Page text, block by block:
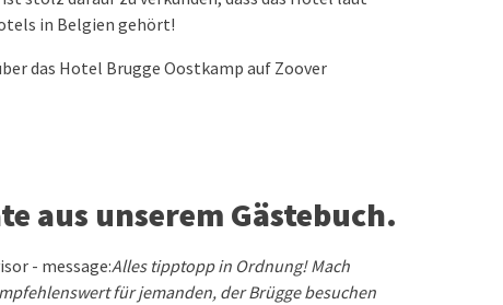
in Belgien gehört!
das Hotel Brugge Oostkamp auf Zoover
aus unserem Gästebuch.
- message:Alles tipptopp in Ordnung! Mach
für jemanden, der Brügge besuchen